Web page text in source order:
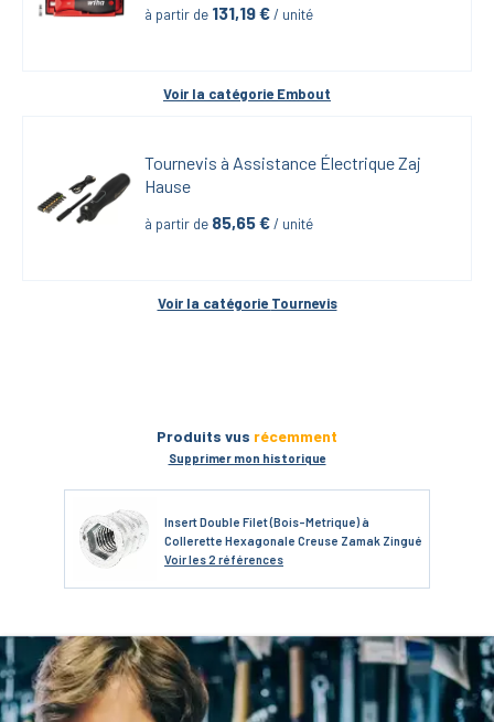
à partir de 131,19 € / unité
Voir la catégorie Embout
Tournevis à Assistance Électrique Zaj
Hause
à partir de 85,65 € / unité
Voir la catégorie Tournevis
Produits vus récemment
Supprimer mon historique
Insert Double Filet (Bois-Metrique) à
Collerette Hexagonale Creuse Zamak Zingué
Voirles 2 références